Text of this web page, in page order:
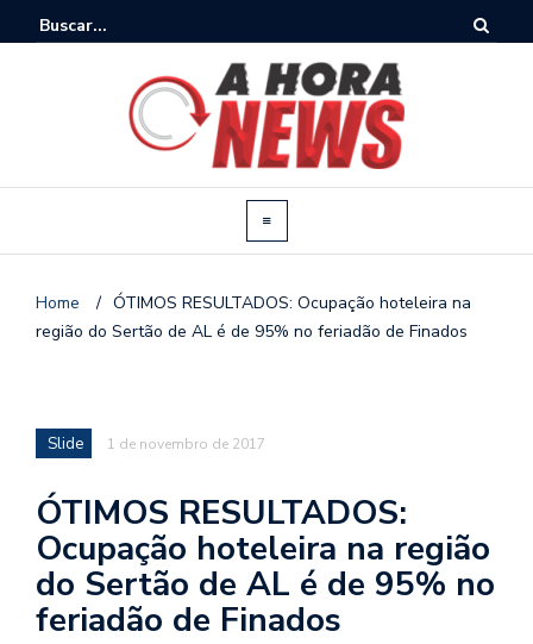
Home / ÓTIMOS RESULTADOS: Ocupação hoteleira na
região do Sertão de AL é de 95% no feriadão de Finados
Slide 1 de novembro de 2017
ÓTIMOS RESULTADOS:
Ocupação hoteleira na região
do Sertão de AL é de 95% no
feriadão de Finados